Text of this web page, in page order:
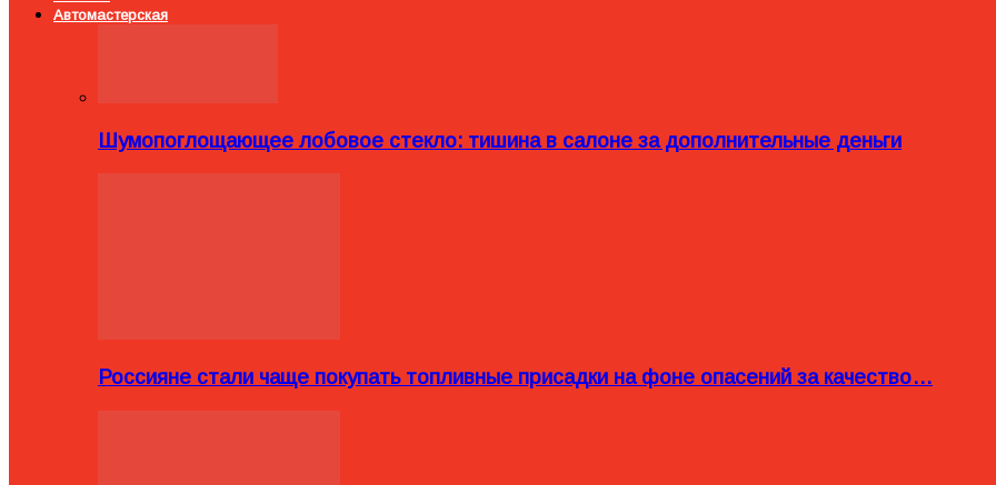
Автомастерская
Шумопоглощающее лобовое стекло: тишина в салоне за дополнительные деньги
Россияне стали чаще покупать топливные присадки на фоне опасений за качество…